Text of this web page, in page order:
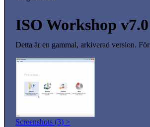
ISO Workshop v7.0
Detta är en gammal, arkiverad version.
Screenshots (3) >